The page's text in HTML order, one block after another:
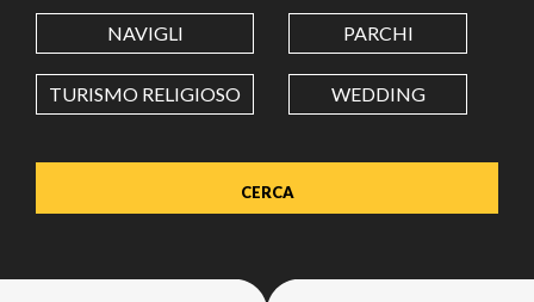
LONGITUDINE
Value in decimal degrees. Use dot (.) as decimal separator.
NAVIGLI PARCHI
TURISMO RELIGIOSO WEDDING